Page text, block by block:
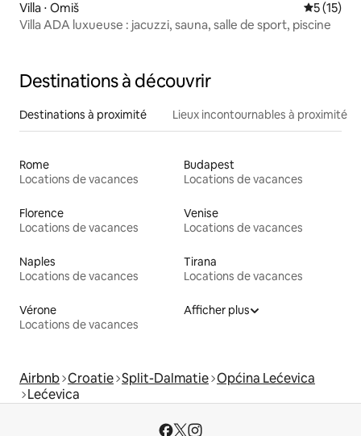
Villa ⋅ Omiš
5 (15)
Villa ADA luxueuse : jacuzzi, sauna, salle de sport, piscine
Destinations à découvrir
Destinations à proximité Lieux incontournables à proximité
Rome
Locations de vacances
Budapest
Locations de vacances
Florence
Locations de vacances
Venise
Locations de vacances
Naples
Locations de vacances
Tirana
Locations de vacances
Vérone
Locations de vacances
Afficher plus
Airbnb Croatie Split-Dalmatie Općina Lećevica
Lećevica